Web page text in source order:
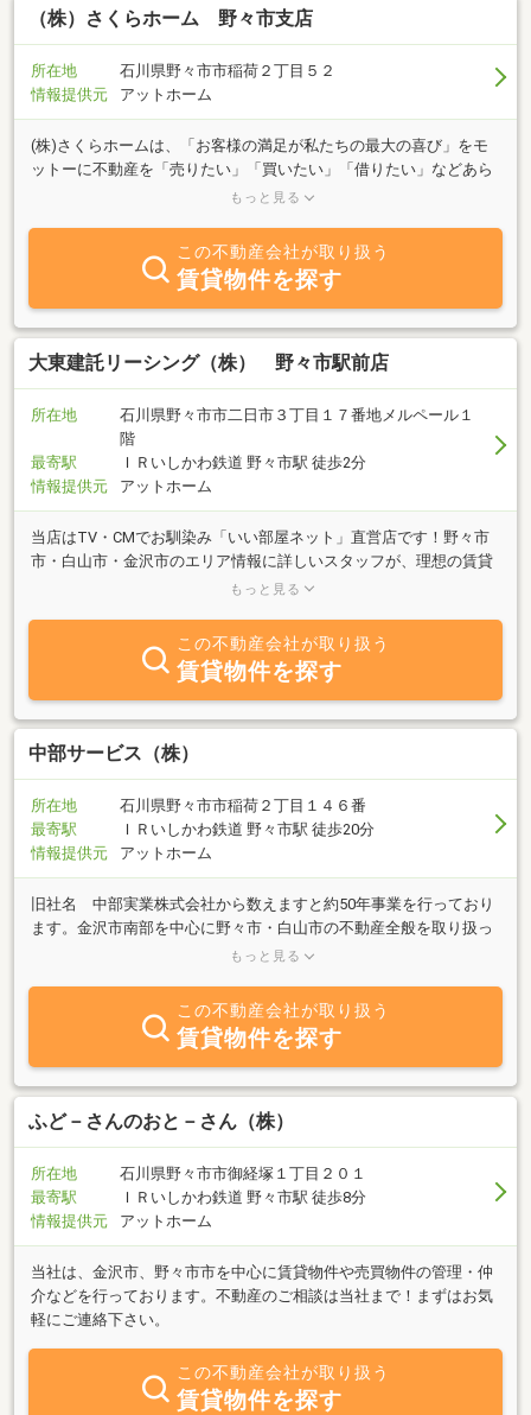
（株）さくらホーム 野々市支店
所在地
石川県野々市市稲荷２丁目５２
情報提供元
アットホーム
(株)さくらホームは、「お客様の満足が私たちの最大の喜び」をモ
ットーに不動産を「売りたい」「買いたい」「借りたい」などあら
ゆるご相談にお応えしています。不動産調査課を設立し物件調査と
ムをゼロにして安心と信頼を高めています。「借りた方がいいか、
買った方がいいか」など、どんなご相談もお気軽にお問い合せくだ
さい。さくらホームがあなたのお家探しを応援します。石川県の不
動産情報はさくらホームにおまかせください！！
もっと見る
この不動産会社が取り扱う
賃貸物件を探す
大東建託リーシング（株） 野々市駅前店
所在地
石川県野々市市二日市３丁目１７番地メルペール１
階
最寄駅
ＩＲいしかわ鉄道 野々市駅 徒歩2分
情報提供元
アットホーム
当店はTV・CMでお馴染み「いい部屋ネット」直営店です！野々市
市・白山市・金沢市のエリア情報に詳しいスタッフが、理想の賃貸
マンション・アパートをご提案いたします。グループ創業52年の実
ポート。お部屋によっては内見から契約までオンラインで完結でき
ます。まずはお気軽にお問い合わせください！
もっと見る
この不動産会社が取り扱う
賃貸物件を探す
中部サービス（株）
所在地
石川県野々市市稲荷２丁目１４６番
最寄駅
ＩＲいしかわ鉄道 野々市駅 徒歩20分
情報提供元
アットホーム
旧社名 中部実業株式会社から数えますと約50年事業を行っており
ます。金沢市南部を中心に野々市・白山市の不動産全般を取り扱っ
ております。経験豊富なスタッフが、お客様のご希望やご事情を細
域のことなど何でもご相談ください。
もっと見る
この不動産会社が取り扱う
賃貸物件を探す
ふど－さんのおと－さん（株）
所在地
石川県野々市市御経塚１丁目２０１
最寄駅
ＩＲいしかわ鉄道 野々市駅 徒歩8分
情報提供元
アットホーム
当社は、金沢市、野々市市を中心に賃貸物件や売買物件の管理・仲
介などを行っております。不動産のご相談は当社まで！まずはお気
軽にご連絡下さい。
この不動産会社が取り扱う
賃貸物件を探す